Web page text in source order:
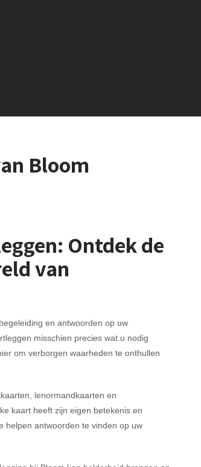
Bloom
Ontdek de
van
en antwoorden op uw
misschien precies wat u nodig
om verborgen waarheden te onthullen
lenormandkaarten en
kaart heeft zijn eigen betekenis en
helpen antwoorden te vinden op uw